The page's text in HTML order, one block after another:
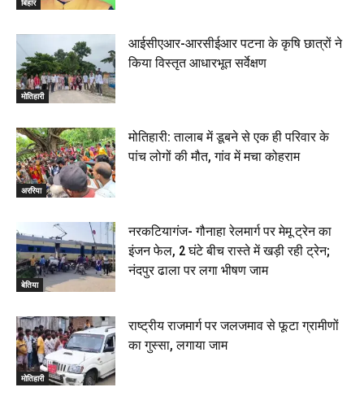
मोतिहारी
आईसीएआर-आरसीईआर पटना के कृषि छात्रों ने
किया विस्तृत आधारभूत सर्वेक्षण
अररिया
मोतिहारी: तालाब में डूबने से एक ही परिवार के
पांच लोगों की मौत, गांव में मचा कोहराम
बेतिया
नरकटियागंज- गौनाहा रेलमार्ग पर मेमू ट्रेन का
इंजन फेल, 2 घंटे बीच रास्ते में खड़ी रही ट्रेन;
नंदपुर ढाला पर लगा भीषण जाम
मोतिहारी
राष्ट्रीय राजमार्ग पर जलजमाव से फूटा ग्रामीणों
का गुस्सा, लगाया जाम